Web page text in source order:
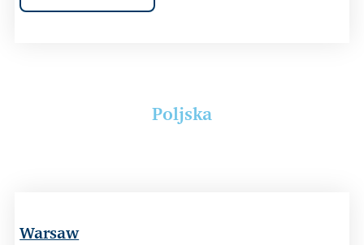
Poljska
Warsaw